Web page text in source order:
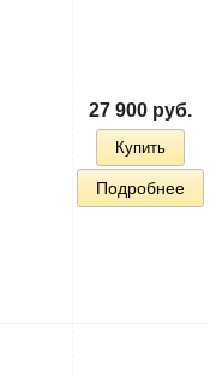
27 900 руб.
Купить
Подробнее